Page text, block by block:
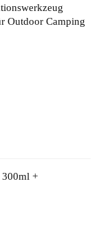
Outdoor Camping
300ml +